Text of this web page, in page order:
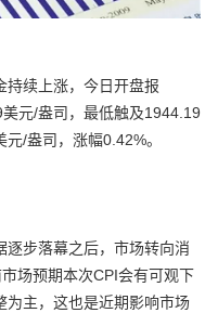
续上涨，今日开盘报
元/盎司，最低触及1944.19
/盎司，涨幅0.42%。
步落幕之后，市场转向消
场预期本次CPI会有可观下
为主，这也是近期影响市场